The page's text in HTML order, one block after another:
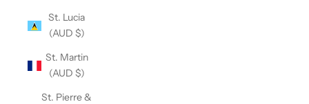
St. Lucia
(AUD $)
St. Martin
(AUD $)
St. Pierre &